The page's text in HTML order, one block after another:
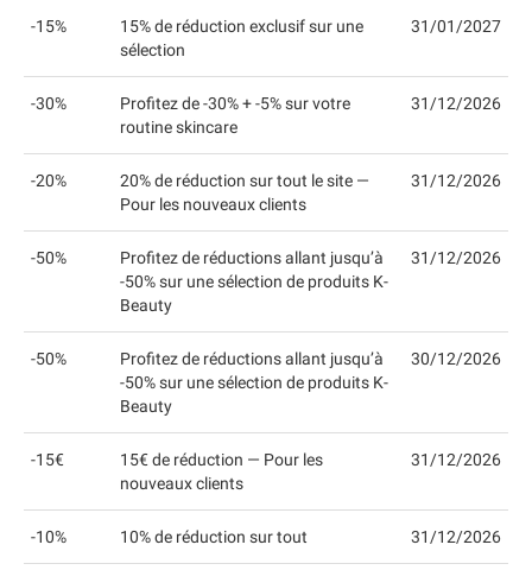
-15%
15% de réduction exclusif sur une
sélection
31/01/2027
-30%
Profitez de -30% + -5% sur votre
routine skincare
31/12/2026
-20%
20% de réduction sur tout le site —
Pour les nouveaux clients
31/12/2026
-50%
Profitez de réductions allant jusqu’à
-50% sur une sélection de produits K-
Beauty
31/12/2026
-50%
Profitez de réductions allant jusqu’à
-50% sur une sélection de produits K-
Beauty
30/12/2026
-15€
15€ de réduction — Pour les
nouveaux clients
31/12/2026
-10% 10% de réduction sur tout 31/12/2026